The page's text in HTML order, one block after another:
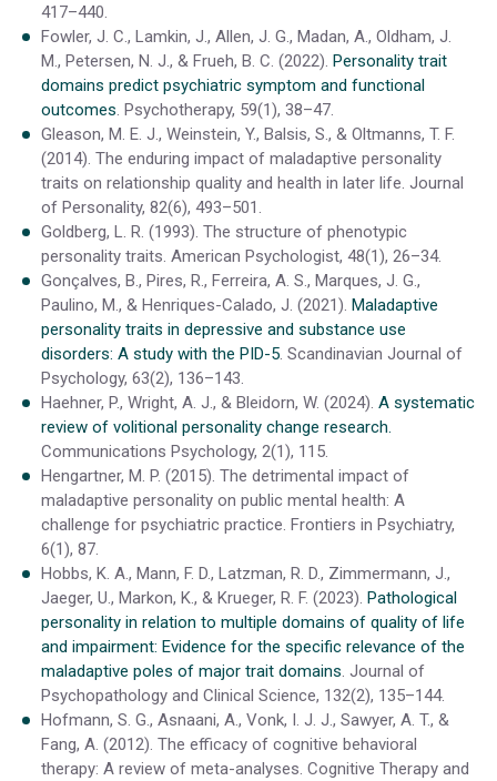
417–440.
Fowler, J. C., Lamkin, J., Allen, J. G., Madan, A., Oldham, J.
M., Petersen, N. J., & Frueh, B. C. (2022). Personality trait
domains predict psychiatric symptom and functional
outcomes. Psychotherapy, 59(1), 38–47.
Gleason, M. E. J., Weinstein, Y., Balsis, S., & Oltmanns, T. F.
(2014). The enduring impact of maladaptive personality
traits on relationship quality and health in later life. Journal
of Personality, 82(6), 493–501.
Goldberg, L. R. (1993). The structure of phenotypic
personality traits. American Psychologist, 48(1), 26–34.
Gonçalves, B., Pires, R., Ferreira, A. S., Marques, J. G.,
Paulino, M., & Henriques-Calado, J. (2021). Maladaptive
personality traits in depressive and substance use
disorders: A study with the PID-5. Scandinavian Journal of
Psychology, 63(2), 136–143.
Haehner, P., Wright, A. J., & Bleidorn, W. (2024). A systematic
review of volitional personality change research.
Communications Psychology, 2(1), 115.
Hengartner, M. P. (2015). The detrimental impact of
maladaptive personality on public mental health: A
challenge for psychiatric practice. Frontiers in Psychiatry,
6(1), 87.
Hobbs, K. A., Mann, F. D., Latzman, R. D., Zimmermann, J.,
Jaeger, U., Markon, K., & Krueger, R. F. (2023). Pathological
personality in relation to multiple domains of quality of life
and impairment: Evidence for the specific relevance of the
maladaptive poles of major trait domains. Journal of
Psychopathology and Clinical Science, 132(2), 135–144.
Hofmann, S. G., Asnaani, A., Vonk, I. J. J., Sawyer, A. T., &
Fang, A. (2012). The efficacy of cognitive behavioral
therapy: A review of meta-analyses. Cognitive Therapy and